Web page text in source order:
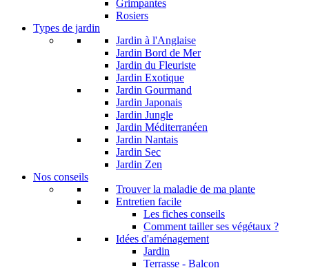
Grimpantes
Rosiers
Types de jardin
Jardin à l'Anglaise
Jardin Bord de Mer
Jardin du Fleuriste
Jardin Exotique
Jardin Gourmand
Jardin Japonais
Jardin Jungle
Jardin Méditerranéen
Jardin Nantais
Jardin Sec
Jardin Zen
Nos conseils
Trouver la maladie de ma plante
Entretien facile
Les fiches conseils
Comment tailler ses végétaux ?
Idées d'aménagement
Jardin
Terrasse - Balcon